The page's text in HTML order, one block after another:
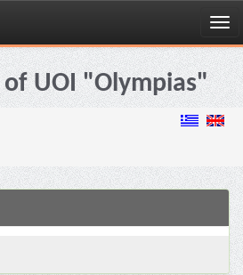
UOI "Olympias"